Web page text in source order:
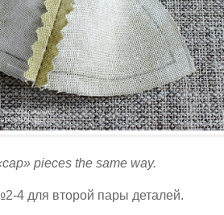
pieces the same way.
4 для второй пары деталей.